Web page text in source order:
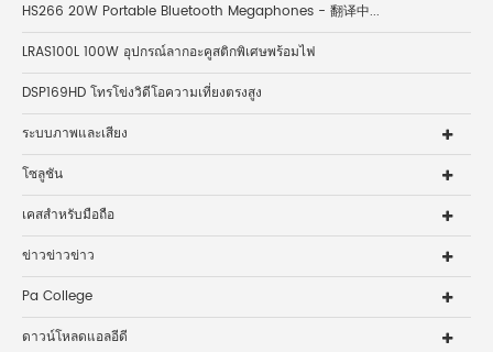
HS266 20W Portable Bluetooth Megaphones - 翻译中...
LRAS100L 100W อุปกรณ์ลากอะคูสติกพิเศษพร้อมไฟ
DSP169HD โทรโข่งวิดีโอความเที่ยงตรงสูง
ระบบภาพและเสียง
โซลูชัน
เคสสำหรับมือถือ
ข่าวข่าวข่าว
Pa College
ดาวน์โหลดแอลอีดี